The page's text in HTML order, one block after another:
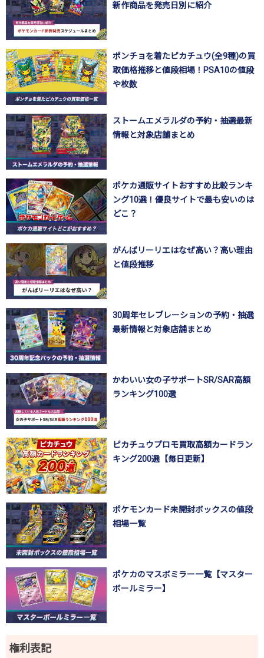
新作商品を発売日別に紹介
ポンチョを着たピカチュウ(全9種)の買
取価格推移と値段相場！PSA10の値段
や枚数
ストームエメラルダの予約・抽選最新
情報と対象店舗まとめ
ポケカ通販サイトおすすめ比較ランキ
ング10選！優良サイトで最も安いのは
どこ？
がんばリーリエはなぜ高い？高い理由
と値段推移
30周年セレブレーションの予約・抽選
最新情報と対象店舗まとめ
かわいい女の子サポートSR/SAR高額
ランキング100選
ピカチュウプロモ買取高額カードラン
キング200選【毎日更新】
ポケモンカード未開封ボックスの値段
相場一覧
ポケカのマスボミラー一覧【マスター
ボールミラー】
権利表記